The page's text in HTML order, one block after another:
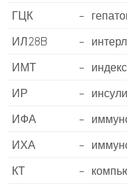
ГЦК
–
ИЛ28B
–
ИМТ
–
ИР
–
ИФА
–
ИХА
–
КТ
–